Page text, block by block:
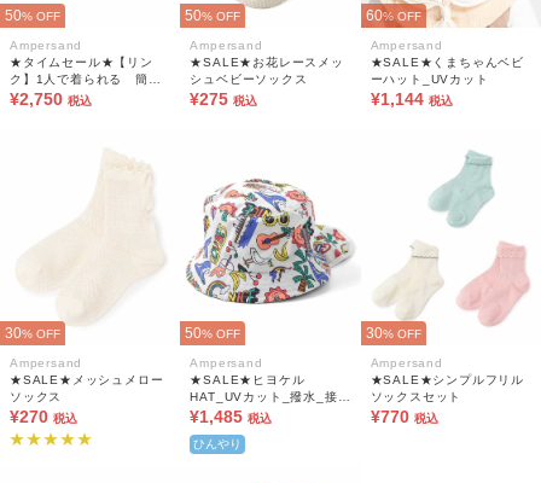
50% OFF
Ampersand
★タイムセール★【リン
ク】1人で着られる 簡単
かぶり浴衣
¥2,750 税込
50% OFF
Ampersand
★SALE★お花レースメッ
シュベビーソックス
¥275 税込
60% OFF
Ampersand
★SALE★くまちゃんベビ
ーハット_UVカット
¥1,144 税込
30% OFF
Ampersand
★SALE★メッシュメロー
ソックス
¥270 税込
50% OFF
Ampersand
★SALE★ヒヨケル
HAT_UVカット_撥水_接触
冷感_保冷剤ポケット付き_
¥1,485 税込
ひんやり
30% OFF
Ampersand
★SALE★シンプルフリル
ソックスセット
¥770 税込